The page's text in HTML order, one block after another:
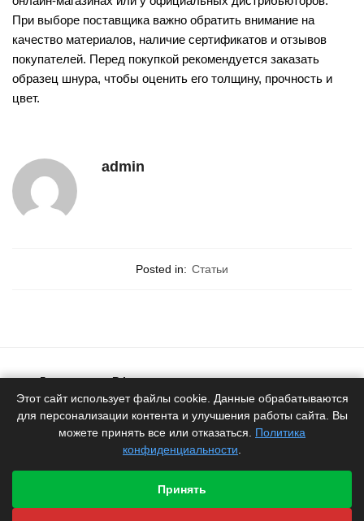
При выборе поставщика важно обратить внимание на
качество материалов, наличие сертификатов и отзывов
покупателей. Перед покупкой рекомендуется заказать
образец шнура, чтобы оценить его толщину, прочность и
цвет.
admin
Posted in: Статьи
Доставка по РФ
Белоруское качество
Продукция
от производителя
Гарантия
Этот сайт использует файлы cookie. Данные обрабатываются
для персонализации контента и улучшения работы сайта. Вы
можете принять все или отказаться. Политика
конфиденциальности
Принять